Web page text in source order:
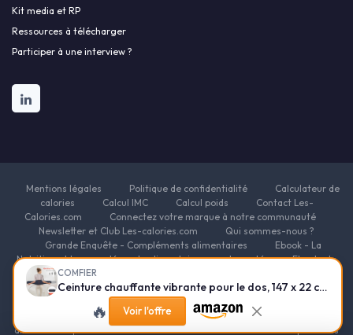
COMFIER
Ceinture chauffante vibrante pour le dos, 147 x 22 cm, ceinture chauffante avec 2 niveaux de chaleur et 3 modes de massage, coussin chauffant électrique avec arrêt automatique 147x22x5cm
🔥 Voir l'offre
Kit media et RP
Ressources à télécharger
Participer à une interview ?
Mentions légales Politique de confidentialité
Calculateur de
calories
Calcul IMC Calcul poids
Contact Les-
Calories.com
Connectez votre marque à notre communauté
Newsletter et Club Les-calories.com
Qui sommes-nous ?
Grande Enquête - Compléments alimentaires
Ebook - La
Nutrition et les compléments alimentaires pour la santé
Ebook - le
guide des fondamentaux de la nutrition
l'Énergie et la Vitalité
Ebook - Nutrition et compléments
alimentaires pour le sport
Ebook - Nutrition et compléments
alimentaires pour la beauté
Ebook - Nutrition et complements
alimentaires pour la minceur
Ressources Nutrition et Compléments